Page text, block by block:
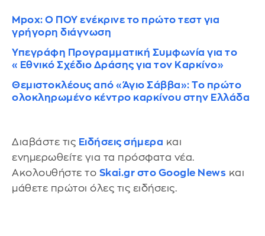
Mpox: Ο ΠΟΥ ενέκρινε το πρώτο τεστ για
γρήγορη διάγνωση
Υπεγράφη Προγραμματική Συμφωνία για το
«Εθνικό Σχέδιο Δράσης για τον Καρκίνο»
Θεμιστοκλέους από «Άγιο Σάββα»: Το πρώτο
ολοκληρωμένο κέντρο καρκίνου στην Ελλάδα
Διαβάστε τις Ειδήσεις σήμερα και
ενημερωθείτε για τα πρόσφατα νέα.
Ακολουθήστε το Skai.gr στο Google News και
μάθετε πρώτοι όλες τις ειδήσεις.